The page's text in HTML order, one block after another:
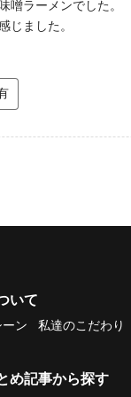
ラーメンでした。
ました。
いて
ーン 私達のこだわり
め記事から探す